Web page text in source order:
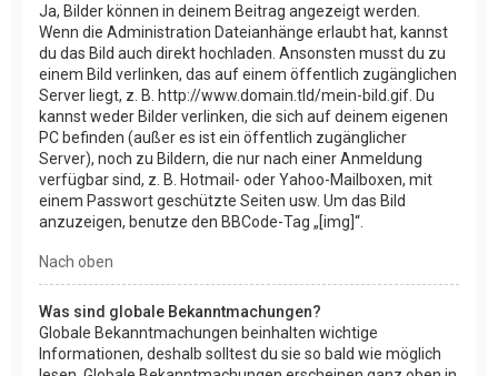
Ja, Bilder können in deinem Beitrag angezeigt werden.
Wenn die Administration Dateianhänge erlaubt hat, kannst
du das Bild auch direkt hochladen. Ansonsten musst du zu
einem Bild verlinken, das auf einem öffentlich zugänglichen
Server liegt, z. B. http://www.domain.tld/mein-bild.gif. Du
kannst weder Bilder verlinken, die sich auf deinem eigenen
PC befinden (außer es ist ein öffentlich zugänglicher
Server), noch zu Bildern, die nur nach einer Anmeldung
verfügbar sind, z. B. Hotmail- oder Yahoo-Mailboxen, mit
einem Passwort geschützte Seiten usw. Um das Bild
anzuzeigen, benutze den BBCode-Tag „[img]“.
Nach oben
Was sind globale Bekanntmachungen?
Globale Bekanntmachungen beinhalten wichtige
Informationen, deshalb solltest du sie so bald wie möglich